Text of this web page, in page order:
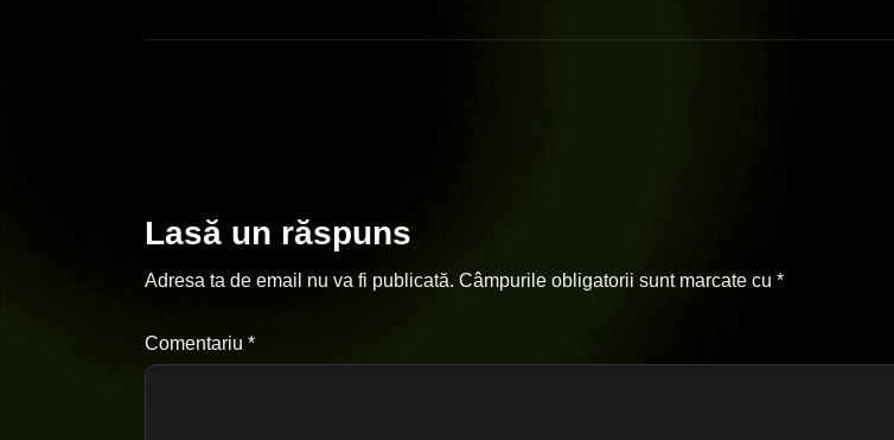
Lasă un răspuns
Adresa ta de email nu va fi publicată. Câmpurile obligatorii sunt marcate cu *
Comentariu *